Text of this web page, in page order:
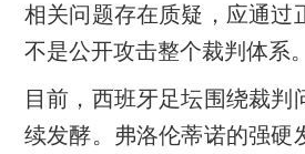
相关问题存在质疑，应通过
不是公开攻击整个裁判体系。
目前，西班牙足坛围绕裁判
续发酵。弗洛伦蒂诺的强硬